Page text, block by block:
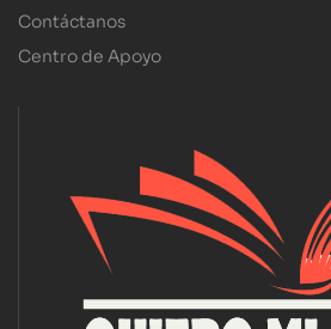
Contáctanos
Centro de Apoyo